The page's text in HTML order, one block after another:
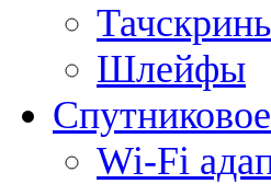
Шлейфы
Wi-Fi